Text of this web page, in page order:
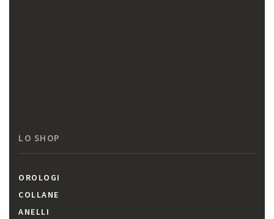
LO SHOP
OROLOGI
COLLANE
ANELLI